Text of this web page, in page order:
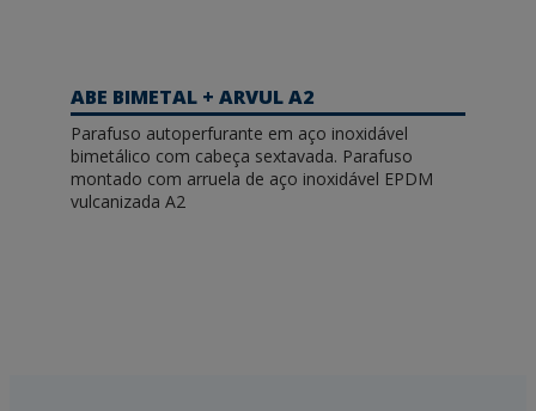
ABE BIMETAL + ARVUL A2
Parafuso autoperfurante em aço inoxidável
bimetálico com cabeça sextavada. Parafuso
montado com arruela de aço inoxidável EPDM
vulcanizada A2